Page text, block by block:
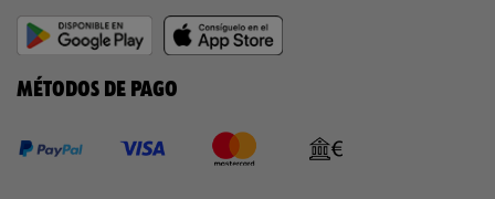
MÉTODOS DE PAGO